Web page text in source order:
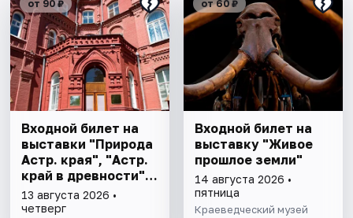
от 90 ₽
Входной билет на
выставки "Природа
Астр. края", "Астр.
край в древности",
"Заселение Астр.
края"
13 августа 2026 •
четверг
от 60 ₽
Входной билет на
выставку "Живое
прошлое земли"
14 августа 2026 •
пятница
Краеведческий музей